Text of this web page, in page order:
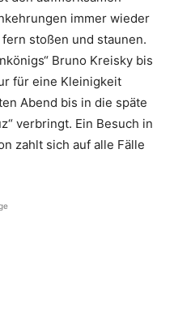
immer wieder
stoßen und staunen.
Bruno Kreisky bis
für eine Kleinigkeit
Abend bis in die späte
­verbringt. Ein Besuch in
zahlt sich auf alle Fälle